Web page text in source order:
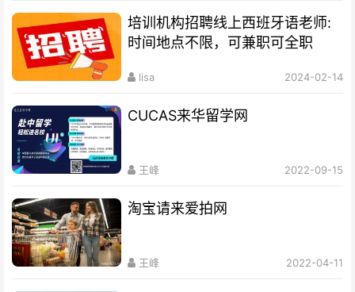
培训机构招聘线上西班牙语老师:
时间地点不限，可兼职可全职
lisa 2024-02-14
CUCAS来华留学网
王峰 2022-09-15
淘宝请来爱拍网
王峰 2022-04-11